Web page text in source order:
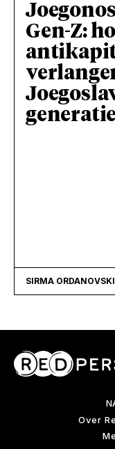
Gen-Z:
SIRMA ORDANOVSKI
Over